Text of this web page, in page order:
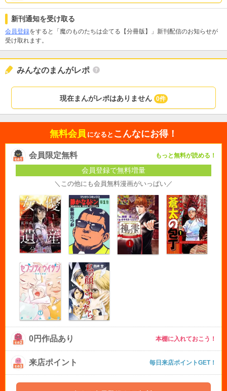
新刊通知を受け取る
会員登録をすると「魔のものたちは企てる【分冊版】」新刊配信のお知らせが
受け取れます。
みんなのまんがレポ
現在まんがレポはありません 0件
無料会員 になると こんなにお得！
会員限定無料 もっと無料が読める！
会員登録で無料増量
＼この他にも会員無料漫画がいっぱい／
0円作品あり 本棚に入れておこう！
来店ポイント 毎日来店ポイントGET！